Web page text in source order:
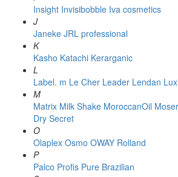
Insight Invisibobble Iva cosmetics
J
Janeke JRL professional
K
Kasho Katachi Kerarganic
L
Label. m Le Cher Leader Lendan
M
Matrix Milk Shake MoroccanOil Moser
Dry Secret
O
Olaplex Osmo OWAY Rolland
P
Palco Profis Pure Brazilian